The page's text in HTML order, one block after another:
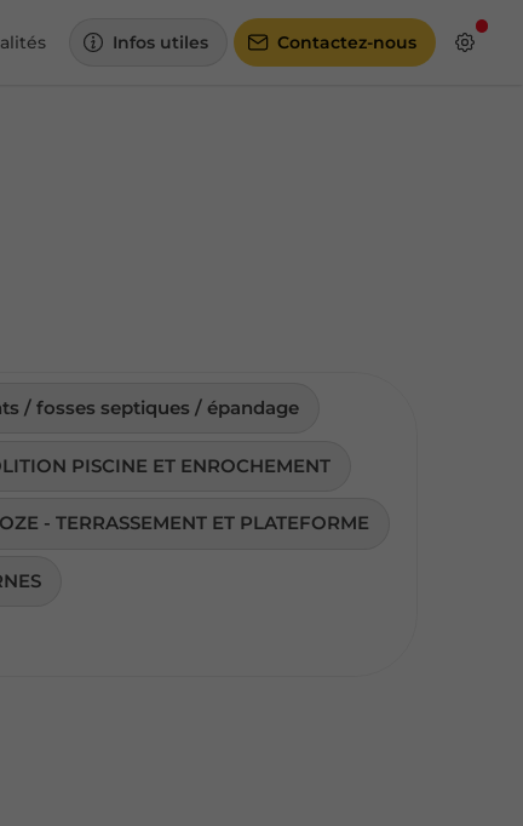
Infos utiles Contactez-nous
/ fosses septiques / épandage
PISCINE ET ENROCHEMENT
- TERRASSEMENT ET PLATEFORME